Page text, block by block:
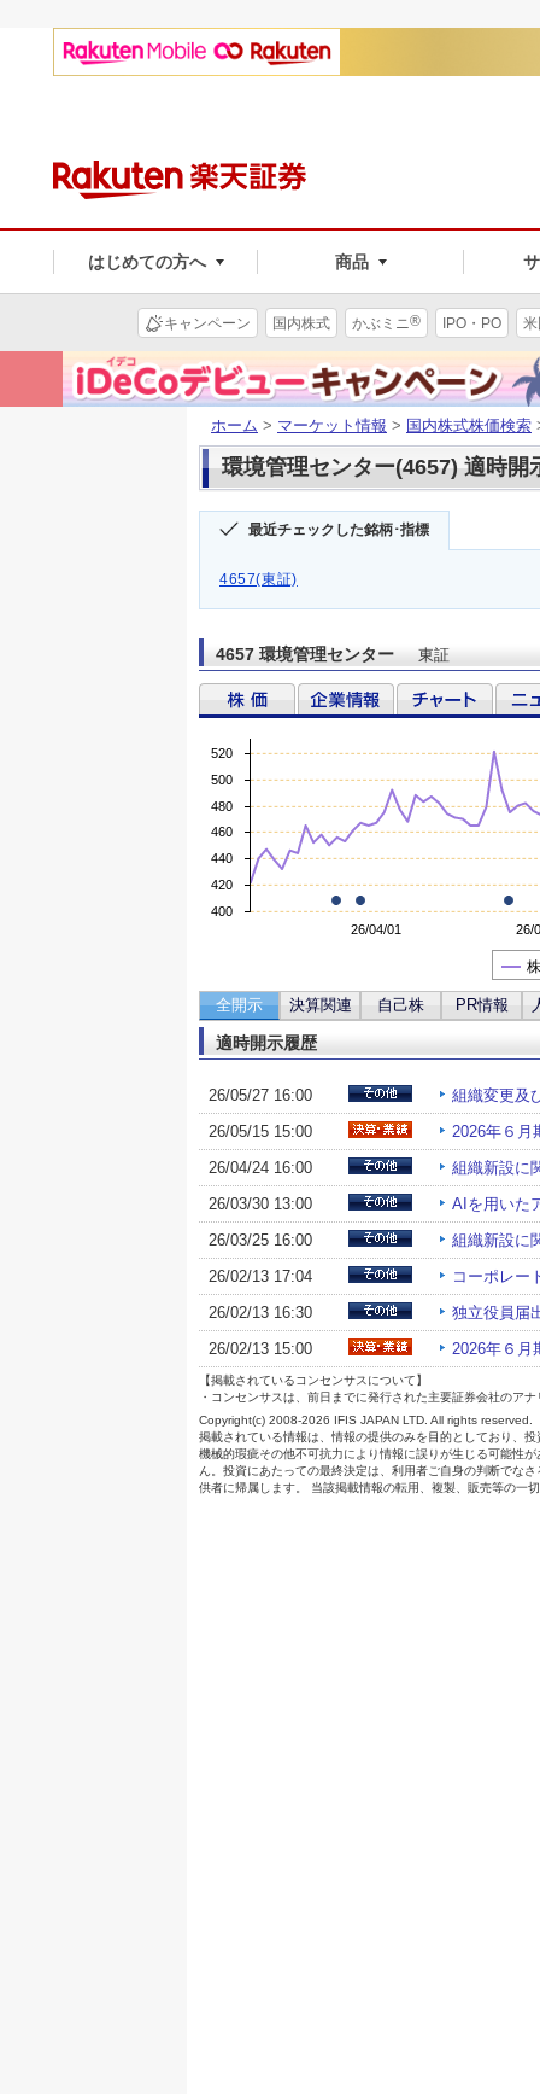
はじめての方へ 商品
キャンペーン 国内株式 かぶミニ® IPO・PO
ホーム > マーケット情報 > 国内株式株価検索
環境管理センター(4657) 適時開
最近チェックした銘柄･指標
4657(東証)
4657 環境管理センター 東証